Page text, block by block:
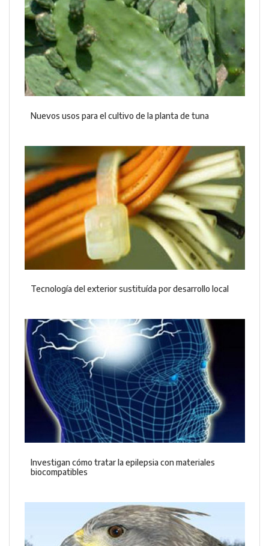
Nuevos usos para el cultivo de la planta de tuna
Tecnología del exterior sustituída por desarrollo local
Investigan cómo tratar la epilepsia con materiales
biocompatibles